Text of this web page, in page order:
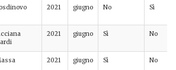
2021 giugno No Sì
2021 giugno Sì No
2021 giugno Sì No